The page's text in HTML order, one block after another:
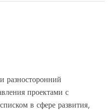
разносторонний
проектами с
в сфере развития,